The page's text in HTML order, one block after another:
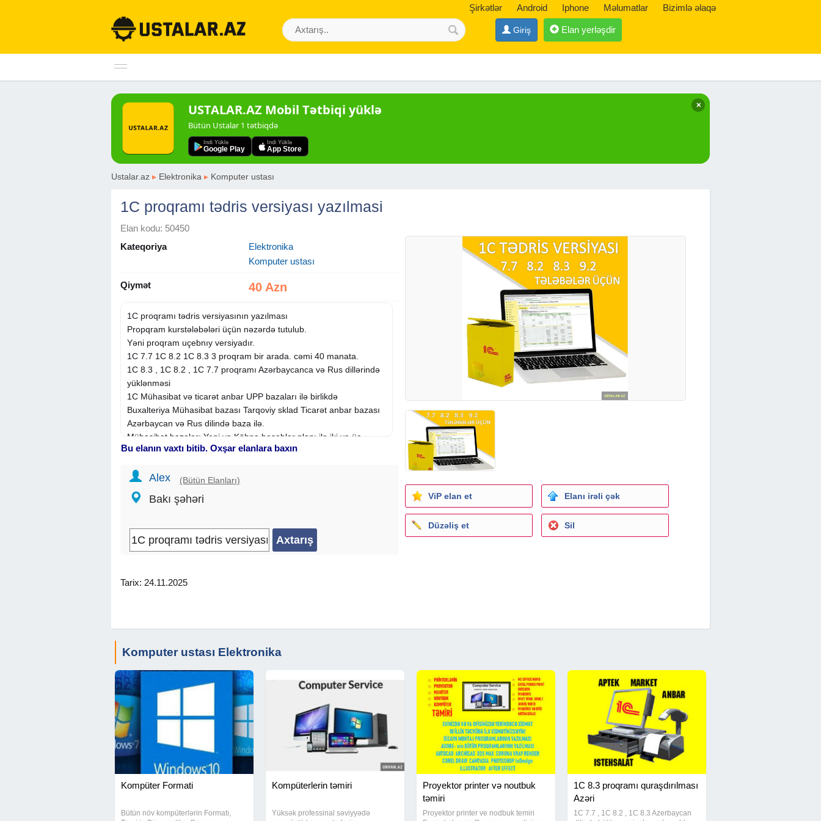
Şirkətlər Android Iphone Məlumatlar Bizimlə əlaqə
Giriş Elan yerləşdir
✕
USTALAR.AZ Mobil Tətbiqi yüklə
Bütün Ustalar 1 tətbiqdə
Indi Yüklə
Google Play
Indi Yüklə
App Store
Ustalar.az ▸ Elektronika ▸ Komputer ustası
1C proqramı tədris versiyası yazılmasi
Elan kodu: 50450
Kateqoriya
Elektronika
Komputer ustası
Qiymət 40 Azn
1C proqramı tədris versiyasının yazılması
Propqram kurstələbələri üçün nəzərdə tutulub.
Yəni proqram uçebnıy versiyadır.
1C 7.7 1C 8.2 1C 8.3 3 proqram bir arada. cəmi 40 manata.
1C 8.3 , 1C 8.2 , 1C 7.7 proqramı Azərbaycanca və Rus dillərində
yüklənməsi
1C Mühasibat və ticarət anbar UPP bazaları ilə birlikdə
Buxalteriya Mühasibat bazası Tarqoviy sklad Ticarət anbar bazası
Azərbaycan və Rus dilində baza ilə.
Mühasibat bazaları Yeni və Köhnə hesablar planı ilə iki və üç
rəqəmli hesablar planı ilə yazilir.
Programin şirlət müəsisə üçün olan versiyaları da var lakin onların
qiyməti 400 manatdan başlayır.
#1C, #muhasibat, #mühasibat, #1S 8.3, #1C buxalteriya, #1C 8.3
#hesabat proqrami, #1C tədris versiyasi yazilmasi, #1c yüklə, #1c
yukle, #1c 8.3 yüklənməsi, #1c 8.2, #1c 7.7 proqramı, #1c
Bu elanın vaxtı bitib. Oxşar elanlara baxın
Alex (Bütün Elanları)
Bakı şəhəri
Tarix: 24.11.2025
ViP elan et Elanı irəli çək
Düzəliş et Sil
Komputer ustası Elektronika
Kompüter Formati
Bütün növ kompüterlərin Formatı,
Kompüterlerin təmiri
Yüksək professinal səviyyədə
Proyektor printer və noutbuk
təmiri
Proyektor printer ve nodbuk temiri
1C 8.3 proqramı quraşdırılması
Azəri
1C 7.7 , 1C 8.2 , 1C 8.3 Azerbaycan